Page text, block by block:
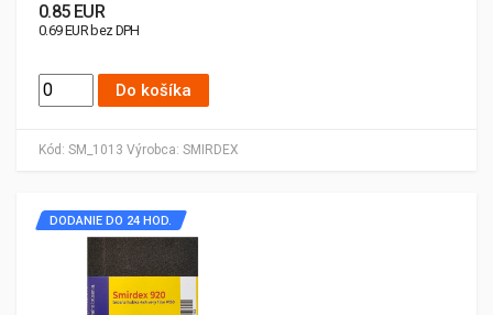
Kód: SM_1013 Výrobca: SMIRDEX
0.85 EUR
0.69 EUR bez DPH
Do košíka
DODANIE DO 24 HOD.